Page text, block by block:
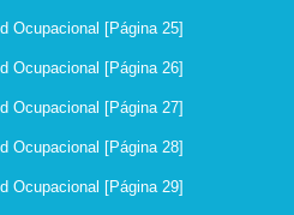
Ocupacional [Página 25]
Ocupacional [Página 26]
Ocupacional [Página 27]
Ocupacional [Página 28]
Ocupacional [Página 29]